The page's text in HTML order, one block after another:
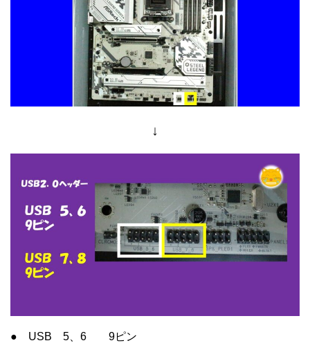
↓
● USB 5、6 9ピン